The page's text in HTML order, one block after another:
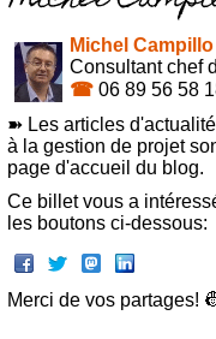
Michel Campillo
Consultant chef
☎ 06 89 56 58
➽ Les articles
à la gestion de projet
page d'accueil du blog.
Ce billet vous a
les boutons ci-dessous:
Merci de vos partages!